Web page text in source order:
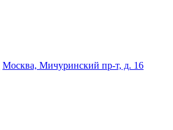
Москва, Мичуринский пр-т, д. 16